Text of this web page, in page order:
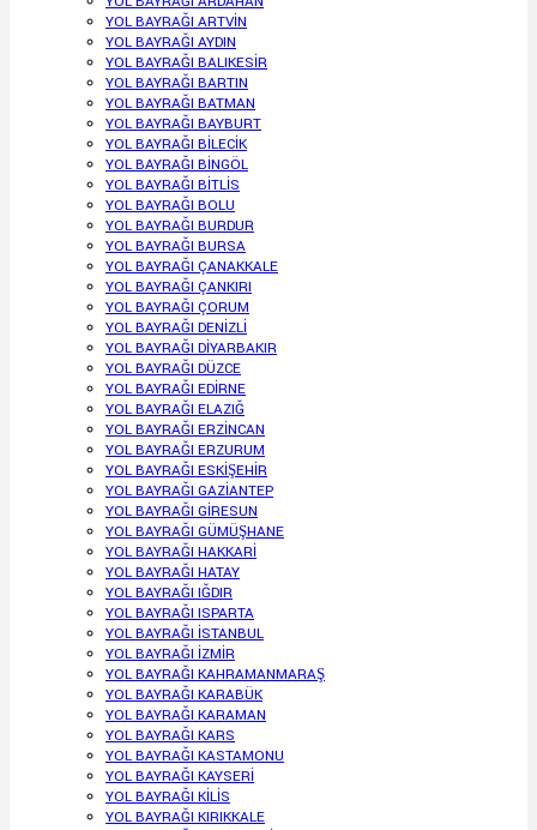
YOL BAYRAĞI ARTVİN
YOL BAYRAĞI AYDIN
YOL BAYRAĞI BALIKESİR
YOL BAYRAĞI BARTIN
YOL BAYRAĞI BATMAN
YOL BAYRAĞI BAYBURT
YOL BAYRAĞI BİLECİK
YOL BAYRAĞI BİNGÖL
YOL BAYRAĞI BİTLİS
YOL BAYRAĞI BOLU
YOL BAYRAĞI BURDUR
YOL BAYRAĞI BURSA
YOL BAYRAĞI ÇANAKKALE
YOL BAYRAĞI ÇANKIRI
YOL BAYRAĞI ÇORUM
YOL BAYRAĞI DENİZLİ
YOL BAYRAĞI DİYARBAKIR
YOL BAYRAĞI DÜZCE
YOL BAYRAĞI EDİRNE
YOL BAYRAĞI ELAZIĞ
YOL BAYRAĞI ERZİNCAN
YOL BAYRAĞI ERZURUM
YOL BAYRAĞI ESKİŞEHİR
YOL BAYRAĞI GAZİANTEP
YOL BAYRAĞI GİRESUN
YOL BAYRAĞI GÜMÜŞHANE
YOL BAYRAĞI HAKKARİ
YOL BAYRAĞI HATAY
YOL BAYRAĞI IĞDIR
YOL BAYRAĞI ISPARTA
YOL BAYRAĞI İSTANBUL
YOL BAYRAĞI İZMİR
YOL BAYRAĞI KAHRAMANMARAŞ
YOL BAYRAĞI KARABÜK
YOL BAYRAĞI KARAMAN
YOL BAYRAĞI KARS
YOL BAYRAĞI KASTAMONU
YOL BAYRAĞI KAYSERİ
YOL BAYRAĞI KİLİS
YOL BAYRAĞI KIRIKKALE